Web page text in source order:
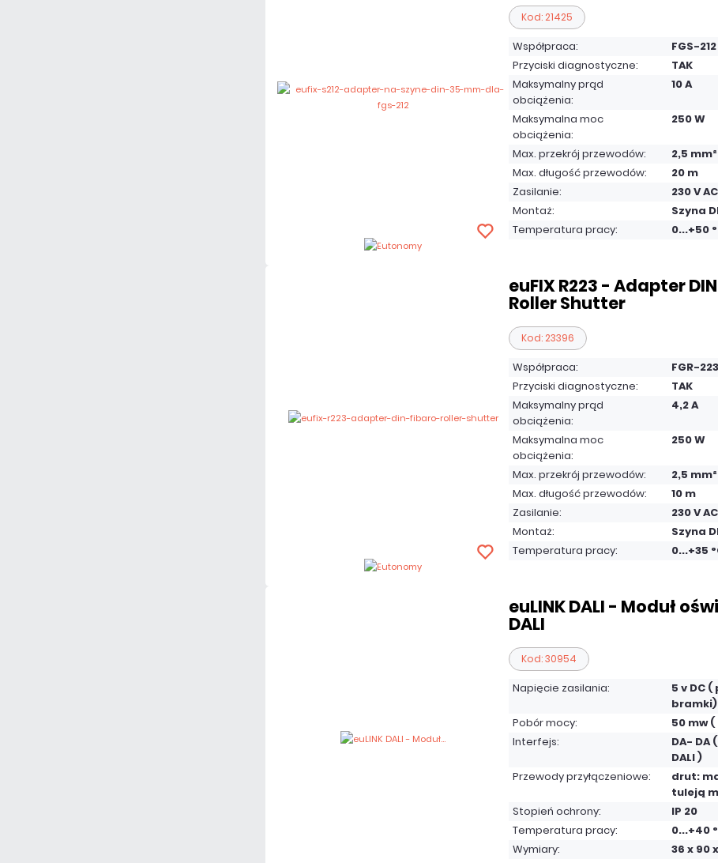
Kod: 21425
Współpraca:
FGS-212
Przyciski diagnostyczne:
TAK
Maksymalny prąd
obciążenia:
10 A
Maksymalna moc
obciążenia:
250 W
Max. przekrój przewodów:
2,5 mm²
Max. długość przewodów:
20 m
Zasilanie:
230 V AC
Montaż:
Szyna
Temperatura pracy:
0...+50
euFIX R223 - Adapter
Roller Shutter
Kod: 23396
Współpraca:
FGR-223
Przyciski diagnostyczne:
TAK
Maksymalny prąd
obciążenia:
4,2 A
Maksymalna moc
obciążenia:
250 W
Max. przekrój przewodów:
2,5 mm²
Max. długość przewodów:
10 m
Zasilanie:
230 V AC
Montaż:
Szyna
Temperatura pracy:
0...+35
euLINK DALI - Moduł
DALI
Kod: 30954
Napięcie zasilania:
5 v DC
bramki)
Pobór mocy:
50 mw
Interfejs:
DA- DA
DALI )
Przewody przyłączeniowe:
drut:
tuleją
Stopień ochrony:
IP 20
Temperatura pracy:
0...+40
Wymiary:
36 x 90